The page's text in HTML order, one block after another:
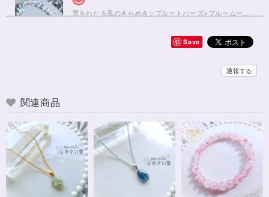
雪をわたる風のきらめき✨ブルートパーズ×ブルームーンストーンブレスレット17cm
ョンが上がりました！ ラッピングも可愛く、梱包もすごく丁寧で袋を開け
るのが 勿体無いくらいでした！ おまけで付いてきたさざれも可愛くて綺麗
うございました！ また機会があったら利用したいと思います。 この度は本
当にありがとうございました！
※16.5cmオーダー 努力を成功に導く✨ガーネット入りブレスレット15cm
2024/12/18
Save
通報する
関連商品